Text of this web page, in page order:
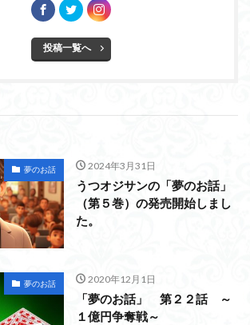
投稿一覧へ
夢のお話 2024年3月31日
うつオジサンの「夢のお話」
（第５巻）の発売開始しまし
た。
夢のお話 2020年12月1日
「夢のお話」 第２２話 ～
１億円争奪戦～